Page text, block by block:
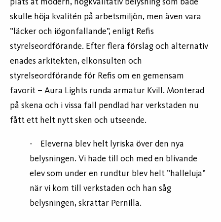
plats åt modern, högkvalitativ belysning som både
skulle höja kvalitén på arbetsmiljön, men även vara
”läcker och iögonfallande”, enligt Refis
styrelseordförande. Efter flera förslag och alternativ
enades arkitekten, elkonsulten och
styrelseordförande för Refis om en gemensam
favorit – Aura Lights runda armatur Kvill. Monterad
på skena och i vissa fall pendlad har verkstaden nu
fått ett helt nytt sken och utseende.
- Eleverna blev helt lyriska över den nya
belysningen. Vi hade till och med en blivande
elev som under en rundtur blev helt ”halleluja”
när vi kom till verkstaden och han såg
belysningen, skrattar Pernilla.